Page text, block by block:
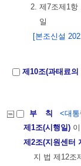
2. 제7조제1항
일
[본조신설
제10조(과태료
부 칙
<대
제1조(시행일)
제2조(지원센터
지 법 제12조